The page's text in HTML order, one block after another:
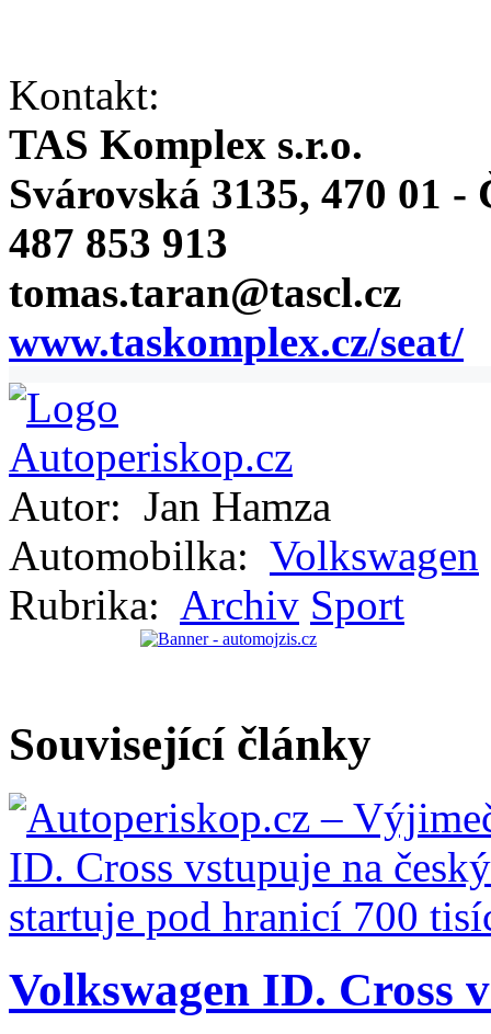
Kontakt:
TAS Komplex s.r.o.
Svárovská 3135, 470 01 -
487 853 913
tomas.taran@tascl.cz
www.taskomplex.cz/seat/
Autor: Jan Hamza
Automobilka: Volkswagen
Rubrika: Archiv Sport
Související články
Volkswagen ID. Cross